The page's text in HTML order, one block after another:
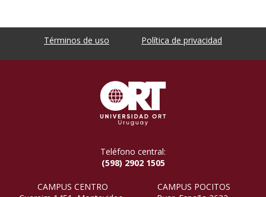
Términos de uso Política de privacidad
Teléfono central:
(598) 2902 1505
CAMPUS CENTRO
CAMPUS POCITOS